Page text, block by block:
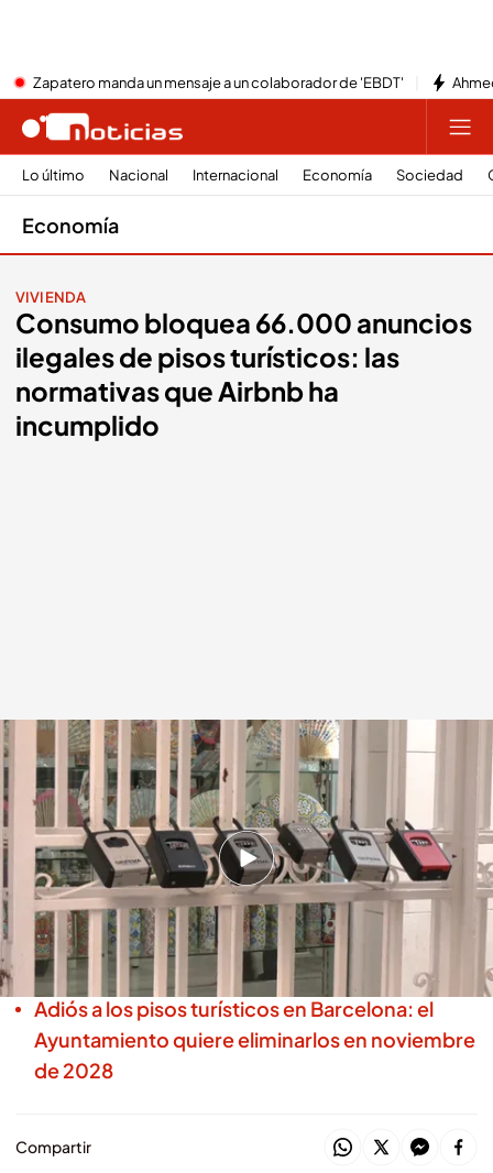
Zapatero manda un mensaje a un colaborador de 'EBDT'
Lo último Nacional Internacional Economía Sociedad
Economía
VIVIENDA
Consumo bloquea 66.000 anuncios
ilegales de pisos turísticos: las
normativas que Airbnb ha
incumplido
Consumo continúa con su lucha contra los pisos turísticos
Cuatro
Redacción digital Noticias Cuatro
19 MAY 2025 - 14:54h.
La Justicia desestima el recurso de Airbnb y
ordena retirar 5.800 anuncios ilegales de los
66.000 detectados por el Ejecutivo
Adiós a los pisos turísticos en Barcelona: el
Ayuntamiento quiere eliminarlos en noviembre
de 2028
Compartir